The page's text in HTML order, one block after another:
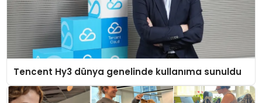
Tencent Hy3 dünya genelinde kullanıma sunuldu